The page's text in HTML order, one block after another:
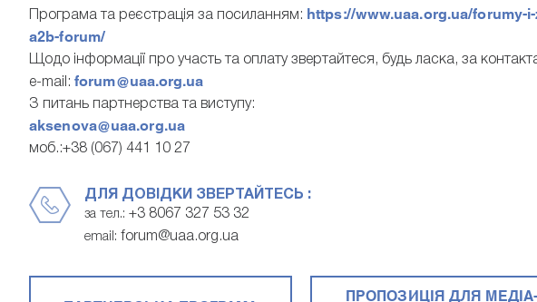
Програма та реєстрація за посиланням: https://www.uaa.org.ua/forumy-
a2b-forum/
Щодо інформації про участь та оплату звертайтеся, будь ласка, за
e-mail: forum@uaa.org.ua
З питань партнерства та виступу:
aksenova@uaa.org.ua
моб.:+38 (067) 441 10 27
ДЛЯ ДОВІДКИ ЗВЕРТАЙТЕСЬ :
за тел.: +3 8067 327 53 32
email: forum@uaa.org.ua
ПРОПОЗИЦІЯ ДЛЯ МЕДІА-